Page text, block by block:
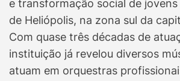
e transformação social de
de Heliópolis, na zona sul da
Com quase três décadas de
instituição já revelou diversos
atuam em orquestras